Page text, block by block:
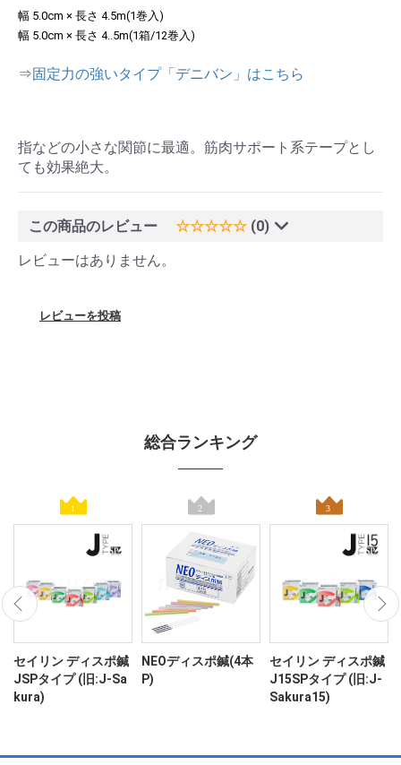
幅 5.0cm × 長さ 4.5m(1巻入)
幅 5.0cm × 長さ 4..5m(1箱/12巻入)
⇒固定力の強いタイプ「デニバン」はこちら
指などの小さな関節に最適。筋肉サポート系テープとし
ても効果絶大。
この商品のレビュー ☆☆☆☆☆ (0)
レビューはありません。
レビューを投稿
総合ランキング
セイリン ディスポ鍼
JSPタイプ (旧:J-Sa
kura)
NEOディスポ鍼(4本
P)
セイリン ディスポ鍼
J15SPタイプ (旧:J-
Sakura15)